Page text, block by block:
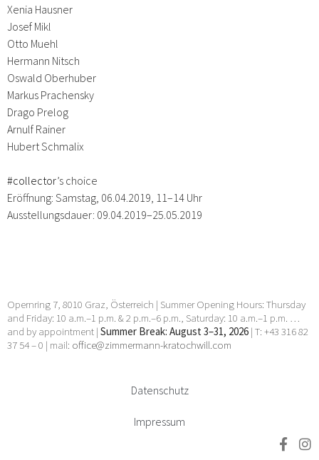
Xenia Hausner
Josef Mikl
Otto Muehl
Hermann Nitsch
Oswald Oberhuber
Markus Prachensky
Drago Prelog
Arnulf Rainer
Hubert Schmalix
#collector’s choice
Eröffnung: Samstag, 06.04.2019, 11–14 Uhr
Ausstellungsdauer: 09.04.2019–25.05.2019
Opernring 7, 8010 Graz, Österreich | Summer Opening Hours: Thursday
and Friday: 10 a.m.–1 p.m. & 2 p.m.–6 p.m., Saturday: 10 a.m.–1 p.m. …
and by appointment | Summer Break: August 3–31, 2026 | T: +43 316 82
37 54 – 0 | mail: office@zimmermann-kratochwill.com
Datenschutz
Impressum